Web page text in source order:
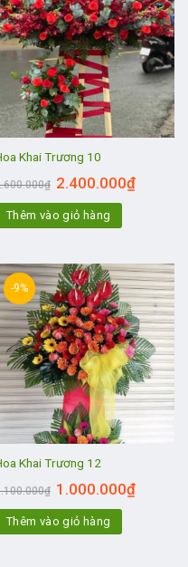
Khai Trương 10
₫ 2.400.000₫
Thêm vào giỏ hàng
-9%
Khai Trương 12
₫ 1.000.000₫
Thêm vào giỏ hàng